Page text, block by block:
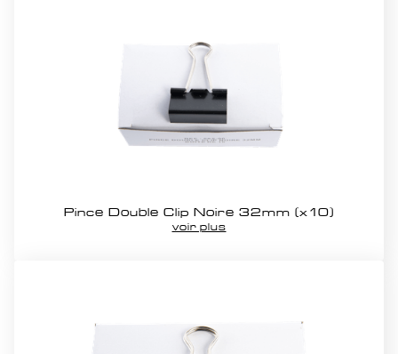
Pince Double Clip Noire 32mm (x10)
voir plus